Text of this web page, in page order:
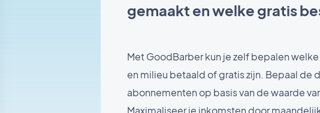
gemaakt en welke gratis
Met GoodBarber kun je zelf bepalen
en milieu betaald of gratis zijn. Bepaal de
abonnementen op basis van de waarde
Maximaliseer je inkomsten door